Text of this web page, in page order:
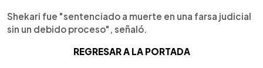
Shekari fue "sentenciado a muerte en una farsa judicial
sin un debido proceso", señaló.
REGRESAR A LA PORTADA